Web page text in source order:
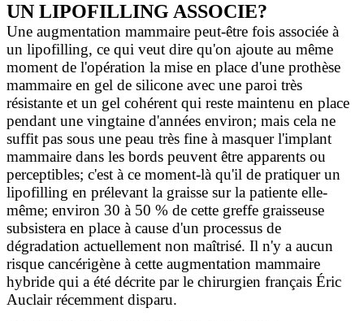
UN LIPOFILLING ASSOCIE?
Une augmentation mammaire peut-être fois associée à
un lipofilling, ce qui veut dire qu'on ajoute au même
moment de l'opération la mise en place d'une prothèse
mammaire en gel de silicone avec une paroi très
résistante et un gel cohérent qui reste maintenu en place
pendant une vingtaine d'années environ; mais cela ne
suffit pas sous une peau très fine à masquer l'implant
mammaire dans les bords peuvent être apparents ou
perceptibles; c'est à ce moment-là qu'il de pratiquer un
lipofilling en prélevant la graisse sur la patiente elle-
même; environ 30 à 50 % de cette greffe graisseuse
subsistera en place à cause d'un processus de
dégradation actuellement non maîtrisé. Il n'y a aucun
risque cancérigène à cette augmentation mammaire
hybride qui a été décrite par le chirurgien français Éric
Auclair récemment disparu.